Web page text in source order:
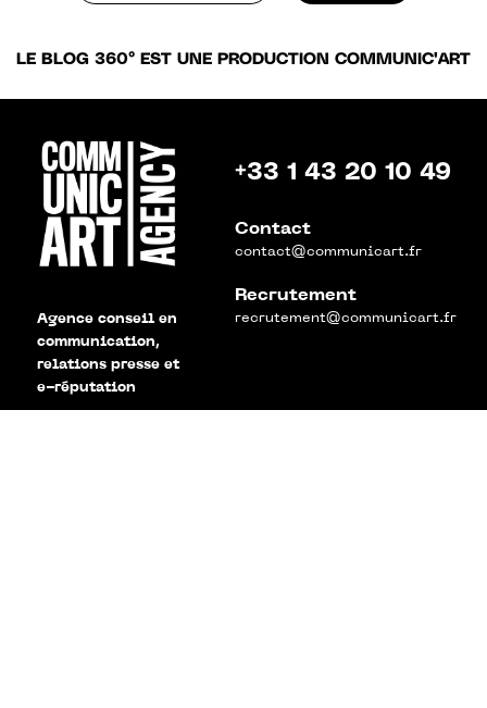
LE BLOG 360° EST UNE PRODUCTION COMMUNIC'ART
Agence conseil en
communication,
relations presse et
e-réputation
+33 1 43 20 10 49
Contact
contact@communicart.fr
Recrutement
recrutement@communicart.fr